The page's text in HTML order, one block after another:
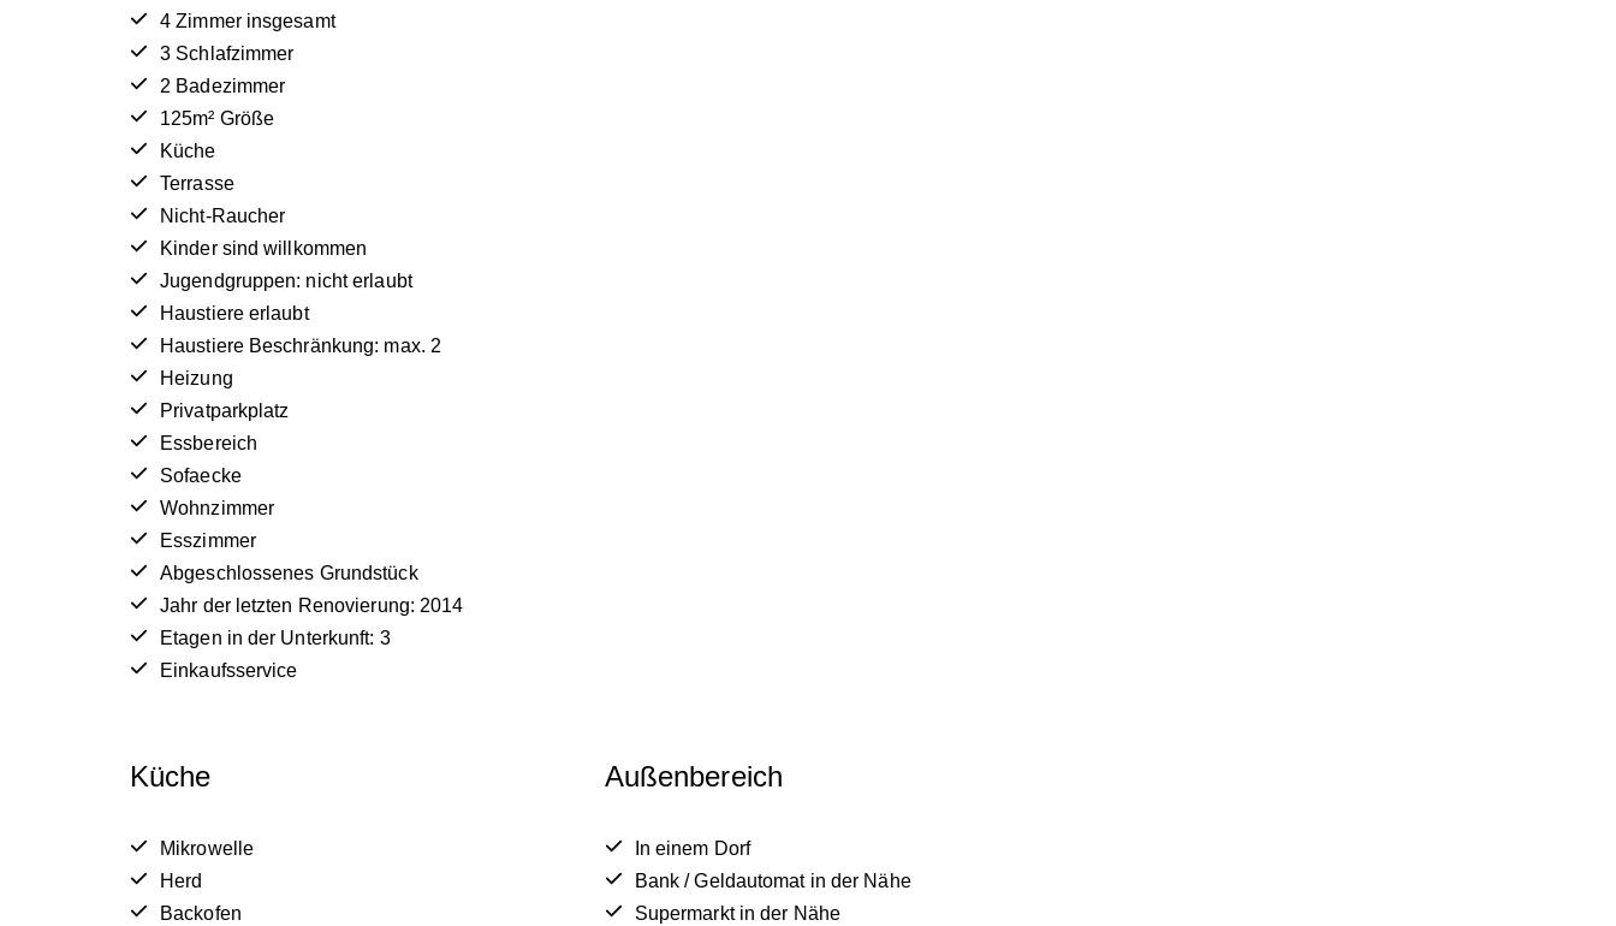
4 Zimmer insgesamt
3 Schlafzimmer
2 Badezimmer
125m² Größe
Küche
Terrasse
Nicht-Raucher
Kinder sind willkommen
Jugendgruppen: nicht erlaubt
Haustiere erlaubt
Haustiere Beschränkung: max. 2
Heizung
Privatparkplatz
Essbereich
Sofaecke
Wohnzimmer
Esszimmer
Abgeschlossenes Grundstück
Jahr der letzten Renovierung: 2014
Etagen in der Unterkunft: 3
Einkaufsservice
Küche
Mikrowelle
Herd
Backofen
Außenbereich
In einem Dorf
Bank / Geldautomat in der Nähe
Supermarkt in der Nähe